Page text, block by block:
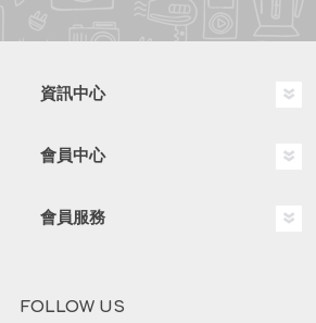
資訊中心
會員中心
會員服務
FOLLOW US